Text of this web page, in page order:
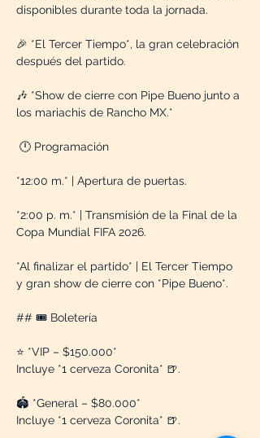
disponibles durante toda la jornada.
🎉 *El Tercer Tiempo*, la gran celebración
después del partido.
🎶 *Show de cierre con Pipe Bueno junto a
los mariachis de Rancho MX.*
🕛 Programación
*12:00 m.* | Apertura de puertas.
*2:00 p. m.* | Transmisión de la Final de la
Copa Mundial FIFA 2026.
*Al finalizar el partido* | El Tercer Tiempo
y gran show de cierre con *Pipe Bueno*.
## 🎟️ Boletería
⭐ *VIP – $150.000*
Incluye *1 cerveza Coronita* 🍺.
🏟️ *General – $80.000*
Incluye *1 cerveza Coronita* 🍺.